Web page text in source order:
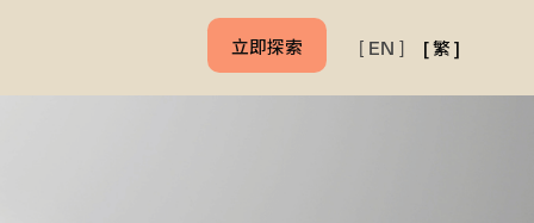
立即探索 [ EN ] [繁]